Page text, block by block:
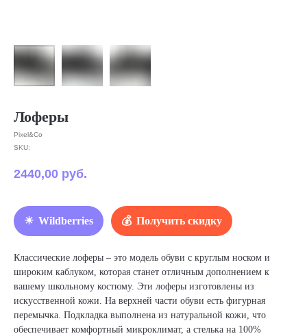
Лоферы
Pixel&Co
SKU:
2440,00 руб.
Wildberries Получить скидку
Классические лоферы – это модель обуви с круглым носком и
широким каблуком, которая станет отличным дополнением к
вашему школьному костюму. Эти лоферы изготовлены из
искусственной кожи. На верхней части обуви есть фигурная
перемычка. Подкладка выполнена из натуральной кожи, что
обеспечивает комфортный микроклимат, а стелька на 100%